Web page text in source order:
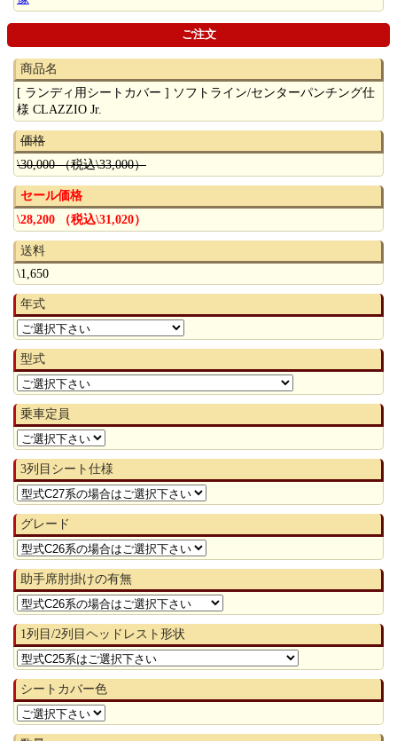
ご注文
商品名
[ ランディ用シートカバー ] ソフトライン/センターパンチング仕
様 CLAZZIO Jr.
価格
\30,000 （税込\33,000）
セール価格
\28,200 （税込\31,020）
送料
\1,650
年式
型式
乗車定員
3列目シート仕様
グレード
助手席肘掛けの有無
1列目/2列目ヘッドレスト形状
シートカバー色